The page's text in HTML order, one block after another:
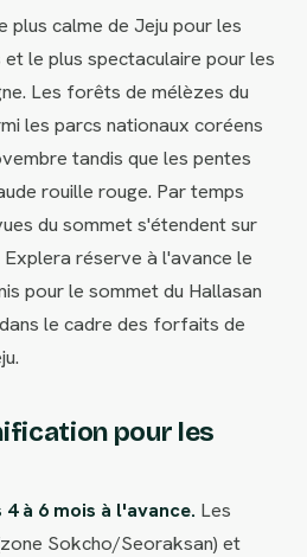
plus calme de Jeju pour les
le plus spectaculaire pour les
Les forêts de mélèzes du
les parcs nationaux coréens
tandis que les pentes
rouille rouge. Par temps
du sommet s'étendent sur
réserve à l'avance le
pour le sommet du Hallasan
le cadre des forfaits de
pour les
à 6 mois à l'avance. Les
Sokcho/Seoraksan) et